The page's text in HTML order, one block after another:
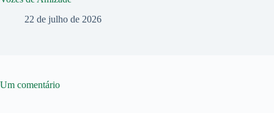
22 de julho de 2026
Um comentário